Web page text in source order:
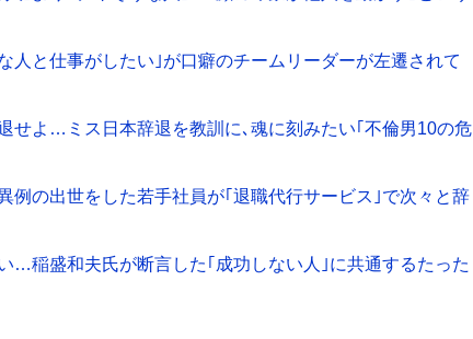
人と仕事がしたい｣が口癖のチームリーダーが左遷されて
せよ…ミス日本辞退を教訓に､魂に刻みたい｢不倫男10の危
の出世をした若手社員が｢退職代行サービス｣で次々と辞
…稲盛和夫氏が断言した｢成功しない人｣に共通するたった